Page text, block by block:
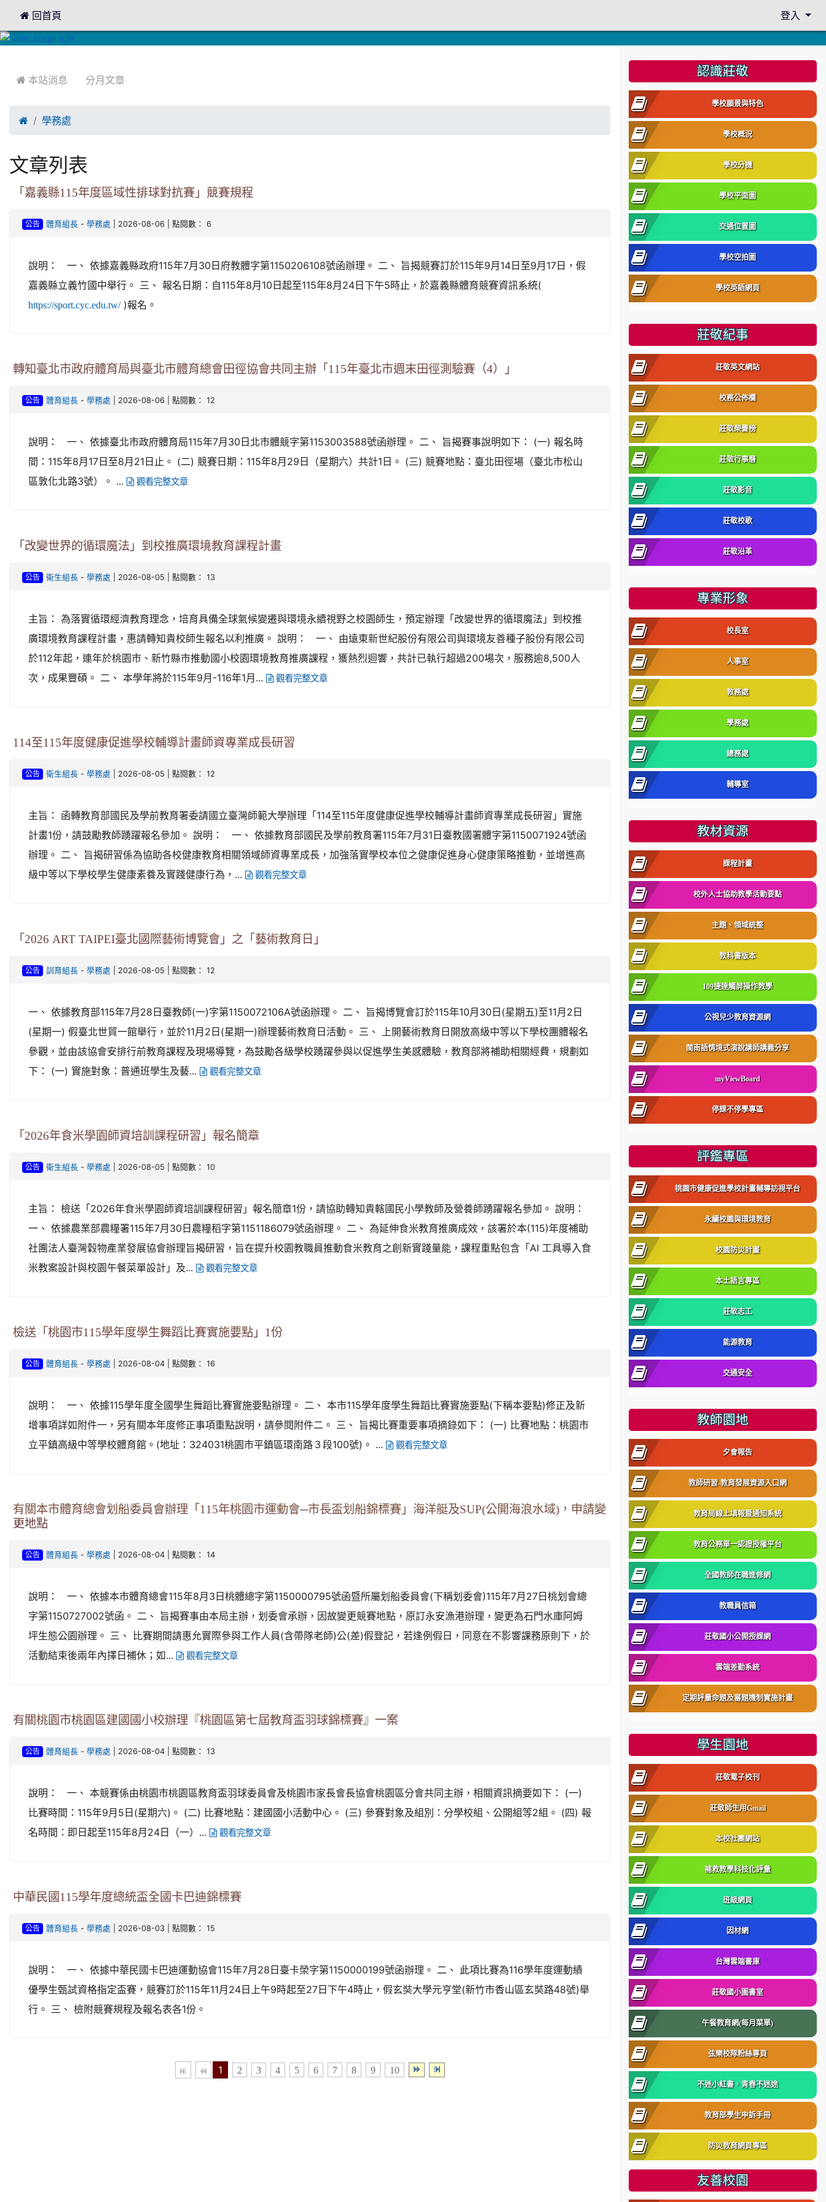
 本站消息 分月文章
 學務處
文章列表
「嘉義縣115年度區域性排球對抗賽」競賽規程
公告 體育組長- 學務處 | 2026-08-06 | 點閱數： 6
說明： 一、 依據嘉義縣政府115年7月30日府教體字第1150206108號函辦理。 二、 旨揭競賽訂於115年9月14日至9月17日，假
嘉義縣立義竹國中舉行。 三、 報名日期：自115年8月10日起至115年8月24日下午5時止，於嘉義縣體育競賽資訊系統(
https://sport.cyc.edu.tw/)報名。
轉知臺北市政府體育局與臺北市體育總會田徑協會共同主辦「115年臺北市週末田徑測驗賽（4）」
公告 體育組長- 學務處 | 2026-08-06 | 點閱數： 12
說明： 一、 依據臺北市政府體育局115年7月30日北市體競字第1153003588號函辦理。 二、 旨揭賽事說明如下： (一) 報名時
間：115年8月17日至8月21日止。 (二) 競賽日期：115年8月29日（星期六）共計1日。 (三) 競賽地點：臺北田徑場（臺北市松山
區敦化北路3號）。 ...
觀看完整文章
「改變世界的循環魔法」到校推廣環境教育課程計畫
公告 衛生組長- 學務處 | 2026-08-05 | 點閱數： 13
主旨： 為落實循環經濟教育理念，培育具備全球氣候變遷與環境永續視野之校園師生，預定辦理「改變世界的循環魔法」到校推
廣環境教育課程計畫，惠請轉知貴校師生報名以利推廣。 說明： 一、 由遠東新世紀股份有限公司與環境友善種子股份有限公司
於112年起，連年於桃園市、新竹縣市推動國小校園環境教育推廣課程，獲熱烈迴響，共計已執行超過200場次，服務逾8,500人
次，成果豐碩。 二、 本學年將於115年9月-116年1月...
觀看完整文章
114至115年度健康促進學校輔導計畫師資專業成長研習
公告 衛生組長- 學務處 | 2026-08-05 | 點閱數： 12
主旨： 函轉教育部國民及學前教育署委請國立臺灣師範大學辦理「114至115年度健康促進學校輔導計畫師資專業成長研習」實施
計畫1份，請鼓勵教師踴躍報名參加。 說明： 一、 依據教育部國民及學前教育署115年7月31日臺教國署體字第1150071924號函
辦理。 二、 旨揭研習係為協助各校健康教育相關領域師資專業成長，加強落實學校本位之健康促進身心健康策略推動，並增進高
級中等以下學校學生健康素養及實踐健康行為，...
觀看完整文章
「2026 ART TAIPEI臺北國際藝術博覽會」之「藝術教育日」
公告 訓育組長- 學務處 | 2026-08-05 | 點閱數： 12
一、 依據教育部115年7月28日臺教師(一)字第1150072106A號函辦理。 二、 旨揭博覽會訂於115年10月30日(星期五)至11月2日
(星期一) 假臺北世貿一館舉行，並於11月2日(星期一)辦理藝術教育日活動。 三、 上開藝術教育日開放高級中等以下學校團體報名
參觀，並由該協會安排行前教育課程及現場導覽，為鼓勵各級學校踴躍參與以促進學生美感體驗，教育部將補助相關經費，規劃如
下： (一) 實施對象：普通班學生及藝...
觀看完整文章
「2026年食米學園師資培訓課程研習」報名簡章
公告 衛生組長- 學務處 | 2026-08-05 | 點閱數： 10
主旨： 檢送「2026年食米學園師資培訓課程研習」報名簡章1份，請協助轉知貴轄國民小學教師及營養師踴躍報名參加。 說明：
一、 依據農業部農糧署115年7月30日農糧稻字第1151186079號函辦理。 二、 為延伸食米教育推廣成效，該署於本(115)年度補助
社團法人臺灣穀物產業發展協會辦理旨揭研習，旨在提升校園教職員推動食米教育之創新實踐量能，課程重點包含「AI 工具導入食
米教案設計與校園午餐菜單設計」及...
觀看完整文章
檢送「桃園市115學年度學生舞蹈比賽實施要點」1份
公告 體育組長- 學務處 | 2026-08-04 | 點閱數： 16
說明： 一、 依據115學年度全國學生舞蹈比賽實施要點辦理。 二、 本市115學年度學生舞蹈比賽實施要點(下稱本要點)修正及新
增事項詳如附件一，另有關本年度修正事項重點說明，請參閱附件二。 三、 旨揭比賽重要事項摘錄如下： (一) 比賽地點：桃園市
立平鎮高級中等學校體育館。(地址：324031桃園市平鎮區環南路３段100號)。 ...
觀看完整文章
有關本市體育總會划船委員會辦理「115年桃園市運動會─市長盃划船錦標賽」海洋艇及SUP(公開海浪水域)，申請變
更地點
公告 體育組長- 學務處 | 2026-08-04 | 點閱數： 14
說明： 一、 依據本市體育總會115年8月3日桃體總字第1150000795號函暨所屬划船委員會(下稱划委會)115年7月27日桃划會總
字第1150727002號函。 二、 旨揭賽事由本局主辦，划委會承辦，因故變更競賽地點，原訂永安漁港辦理，變更為石門水庫阿姆
坪生態公園辦理。 三、 比賽期間請惠允實際參與工作人員(含帶隊老師)公(差)假登記，若逢例假日，同意在不影響課務原則下，於
活動結束後兩年內擇日補休；如...
觀看完整文章
有關桃園市桃園區建國國小校辦理『桃園區第七屆教育盃羽球錦標賽』一案
公告 體育組長- 學務處 | 2026-08-04 | 點閱數： 13
說明： 一、 本競賽係由桃園市桃園區教育盃羽球委員會及桃園市家長會長協會桃園區分會共同主辦，相關資訊摘要如下： (一)
比賽時間：115年9月5日(星期六)。 (二) 比賽地點：建國國小活動中心。 (三) 參賽對象及組別：分學校組、公開組等2組。 (四) 報
名時間：即日起至115年8月24日（一）...
觀看完整文章
中華民國115學年度總統盃全國卡巴迪錦標賽
公告 體育組長- 學務處 | 2026-08-03 | 點閱數： 15
說明： 一、 依據中華民國卡巴迪運動協會115年7月28日臺卡榮字第1150000199號函辦理。 二、 此項比賽為116學年度運動績
優學生甄試資格指定盃賽，競賽訂於115年11月24日上午9時起至27日下午4時止，假玄奘大學元亨堂(新竹市香山區玄奘路48號)舉
行。 三、 檢附競賽規程及報名表各1份。
1 2 3 4 5 6 7 8 9 10
認識莊敬
學校願景與特色
學校概況
學校分機
學校平面圖
交通位置圖
學校空拍圖
學校英語網頁
莊敬紀事
莊敬英文網站
校務公佈欄
莊敬榮譽榜
莊敬行事曆
莊敬影音
莊敬校歌
莊敬沿革
專業形象
校長室
人事室
教務處
學務處
總務處
輔導室
教材資源
課程計畫
校外人士協助教學活動要點
主題、領域統整
教科書版本
109捷達觸屏操作教學
公視兒少教育資源網
閩南語情境式演說講師講義分享
myViewBoard
停課不停學專區
評鑑專區
桃園市健康促進學校計畫輔導訪視平台
永續校園與環境教育
校園防災計畫
本土語言專區
莊敬志工
能源教育
交通安全
教師園地
夕會報告
教師研習-教育發展資源入口網
教育局線上填報暨通知系統
教育公務單一認證授權平台
全國教師在職進修網
教職員信箱
莊敬國小公開授課網
雲端差勤系統
定期評量命題及審題機制實施計畫
學生園地
莊敬電子校刊
莊敬師生用Gmail
本校社團網站
補救教學科技化評量
班級網頁
因材網
台灣雲端書庫
莊敬國小圖書室
午餐教育網(每月菜單)
弦樂校隊粉絲專頁
不迷小紅書，青春不迷途
教育部學生申訴手冊
防災教育網頁專區
友善校園
 回首頁 登入